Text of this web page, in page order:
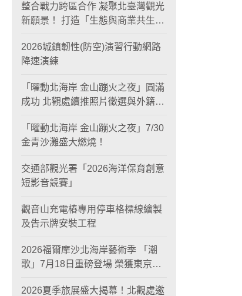
整合戰力跨區合作 凝聚北臺灣觀光
新願景！ 打造「生態與商業共生」
2026城鎮韌性(防空)演習行動網路
降速演練
「曜動北海岸 金山蹦火之夜」圓滿
成功 北觀處續推照片徵選與外籍青
「曜動北海岸 金山蹦火之夜」7/30
金青沙灘盛大燃燒！
交通部觀光署「2026海洋保育創意
短影音競賽」
觀音山充電樁專用停車格標線繪製
及告示牌安裝工程
2026福爾摩沙北海岸藝術季 「潮
歌」7月18日重磅登場 榮獲東京設
2026夏季旅展盛大揭幕！北觀處邀